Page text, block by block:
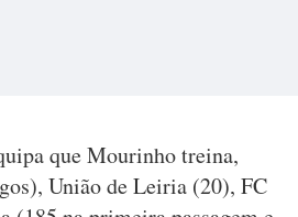
que Mourinho treina,
União de Leiria (20), FC